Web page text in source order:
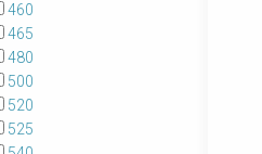
460
465
480
500
520
525